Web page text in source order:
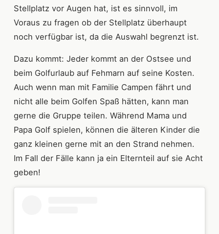
Stellplatz vor Augen hat, ist es sinnvoll, im
Voraus zu fragen ob der Stellplatz überhaupt
noch verfügbar ist, da die Auswahl begrenzt ist.
Dazu kommt: Jeder kommt an der Ostsee und
beim Golfurlaub auf Fehmarn auf seine Kosten.
Auch wenn man mit Familie Campen fährt und
nicht alle beim Golfen Spaß hätten, kann man
gerne die Gruppe teilen. Während Mama und
Papa Golf spielen, können die älteren Kinder die
ganz kleinen gerne mit an den Strand nehmen.
Im Fall der Fälle kann ja ein Elternteil auf sie Acht
geben!